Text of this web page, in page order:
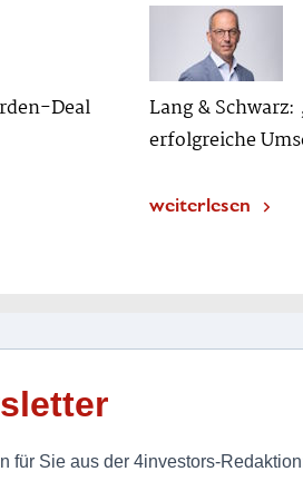
Deal
Lang &
erfolgreiche
weiterlesen
für Sie aus der 4investors-